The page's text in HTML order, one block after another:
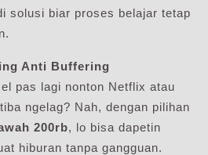
solusi biar proses belajar tetap
Anti Buffering
pas lagi nonton Netflix atau
ngelag? Nah, dengan pilihan
200rb, lo bisa dapetin
hiburan tanpa gangguan.